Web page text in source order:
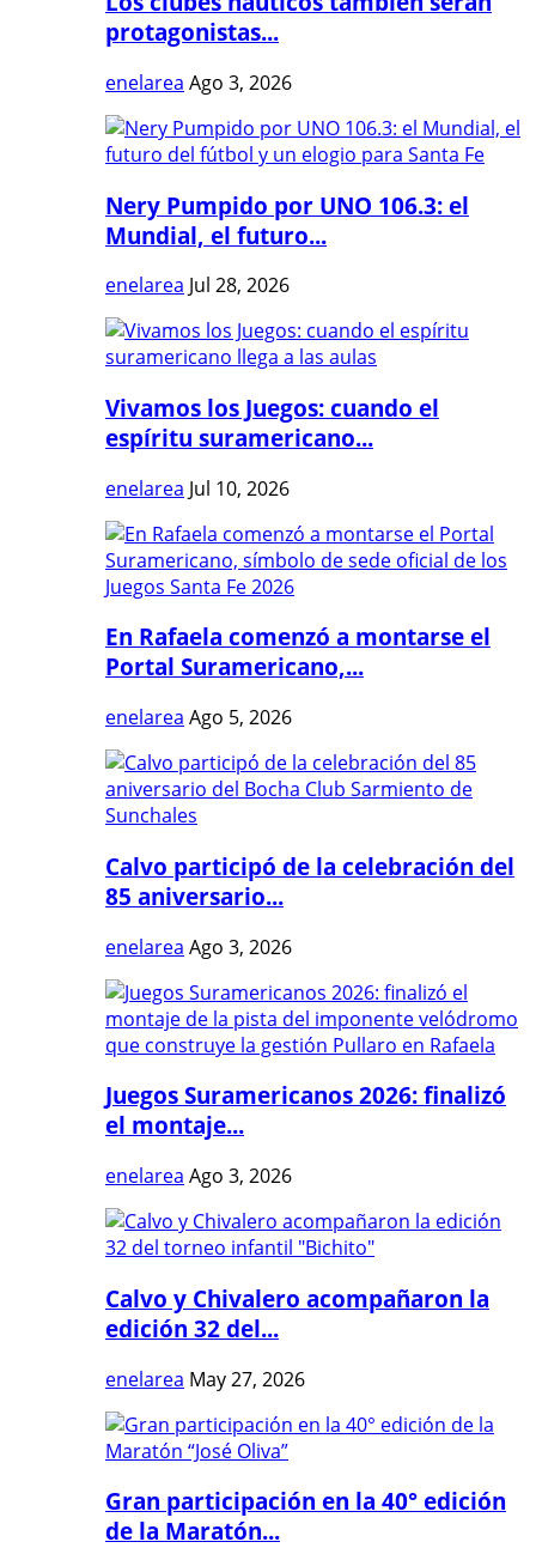
protagonistas...
enelarea Ago 3, 2026
Nery Pumpido por UNO 106.3: el
Mundial, el futuro...
enelarea Jul 28, 2026
Vivamos los Juegos: cuando el
espíritu suramericano...
enelarea Jul 10, 2026
En Rafaela comenzó a montarse el
Portal Suramericano,...
enelarea Ago 5, 2026
Calvo participó de la celebración del
85 aniversario...
enelarea Ago 3, 2026
Juegos Suramericanos 2026: finalizó
el montaje...
enelarea Ago 3, 2026
Calvo y Chivalero acompañaron la
edición 32 del...
enelarea May 27, 2026
Gran participación en la 40° edición
de la Maratón...